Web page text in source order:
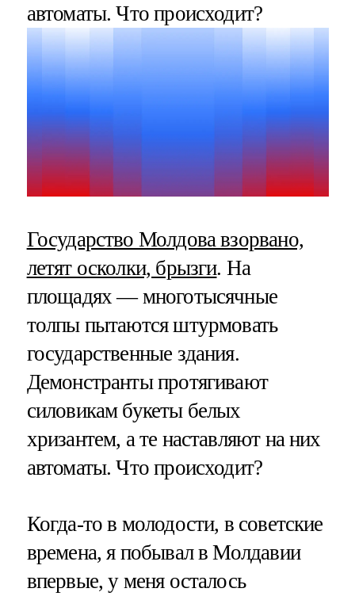
автоматы. Что происходит?
Государство Молдова взорвано,
летят осколки, брызги. На
площадях — многотысячные
толпы пытаются штурмовать
государственные здания.
Демонстранты протягивают
силовикам букеты белых
хризантем, а те наставляют на них
автоматы. Что происходит?
Когда-то в молодости, в советские
времена, я побывал в Молдавии
впервые, у меня осталось